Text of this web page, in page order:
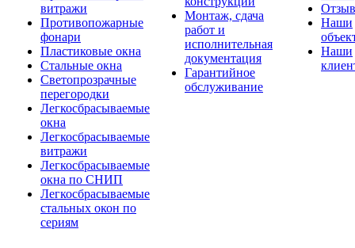
витражи
Противопожарные
фонари
Пластиковые окна
Стальные окна
Светопрозрачные
перегородки
Легкосбрасываемые
окна
Легкосбрасываемые
витражи
Легкосбрасываемые
окна по СНИП
Легкосбрасываемые
стальных окон по
сериям
Монтаж, сдача
работ и
исполнительная
документация
Гарантийное
обслуживание
Наши
Наши